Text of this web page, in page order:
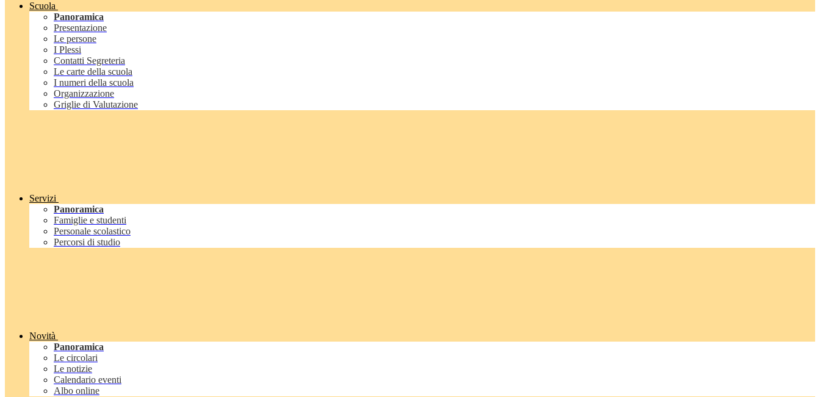
Scuola
Panoramica
Presentazione
Le persone
I Plessi
Contatti Segreteria
Le carte della scuola
I numeri della scuola
Organizzazione
Griglie di Valutazione
Servizi
Panoramica
Famiglie e studenti
Personale scolastico
Percorsi di studio
Novità
Panoramica
Le circolari
Le notizie
Calendario eventi
Albo online